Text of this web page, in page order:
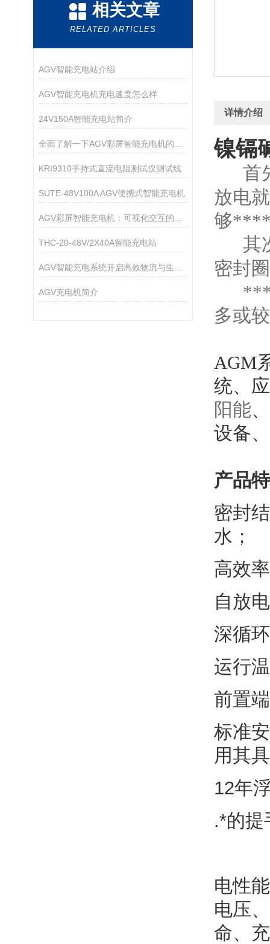
相关文章
RELATED ARTICLES
AGV智能充电站介绍
AGV智能充电机充电速度怎么样
24V150A智能充电站简介
KRI9310手持式直流电阻测试仪测试线
SUTE-48V100A AGV便携式智能充电机
THC-20-48V/2X40A智能充电站
AGV充电机简介
详情介绍
镍镉
首
放电
够
其
密封
***
多或
AGM
统、
阳能、
设备、
产品
密封
水；
高效
自放
深循
运行
前置
标准
用其
12年
.*的提
电性
电压
命、